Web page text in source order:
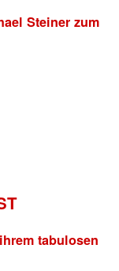
Steiner zum
tabulosen